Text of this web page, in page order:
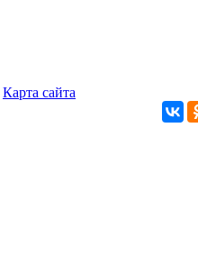
Карта сайта